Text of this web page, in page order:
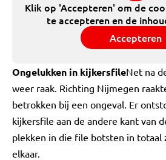
Klik op 'Accepteren' om de
te accepteren en de
Accepteren
Ongelukken in kijkersfileNet na
weer raak. Richting Nijmegen
betrokken bij een ongeval. Er
kijkersfile aan de andere kant van
plekken in die file botsten in totaal
elkaar.